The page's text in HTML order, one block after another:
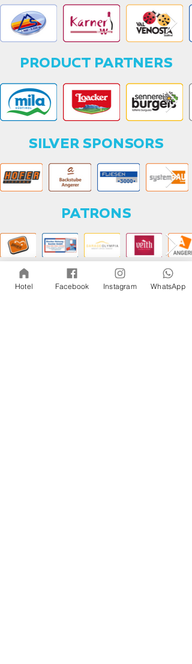
PRODUCT PARTNERS
SILVER SPONSORS
PATRONS
PARTNER EVENTS
Hotel Facebook Instagram WhatsApp